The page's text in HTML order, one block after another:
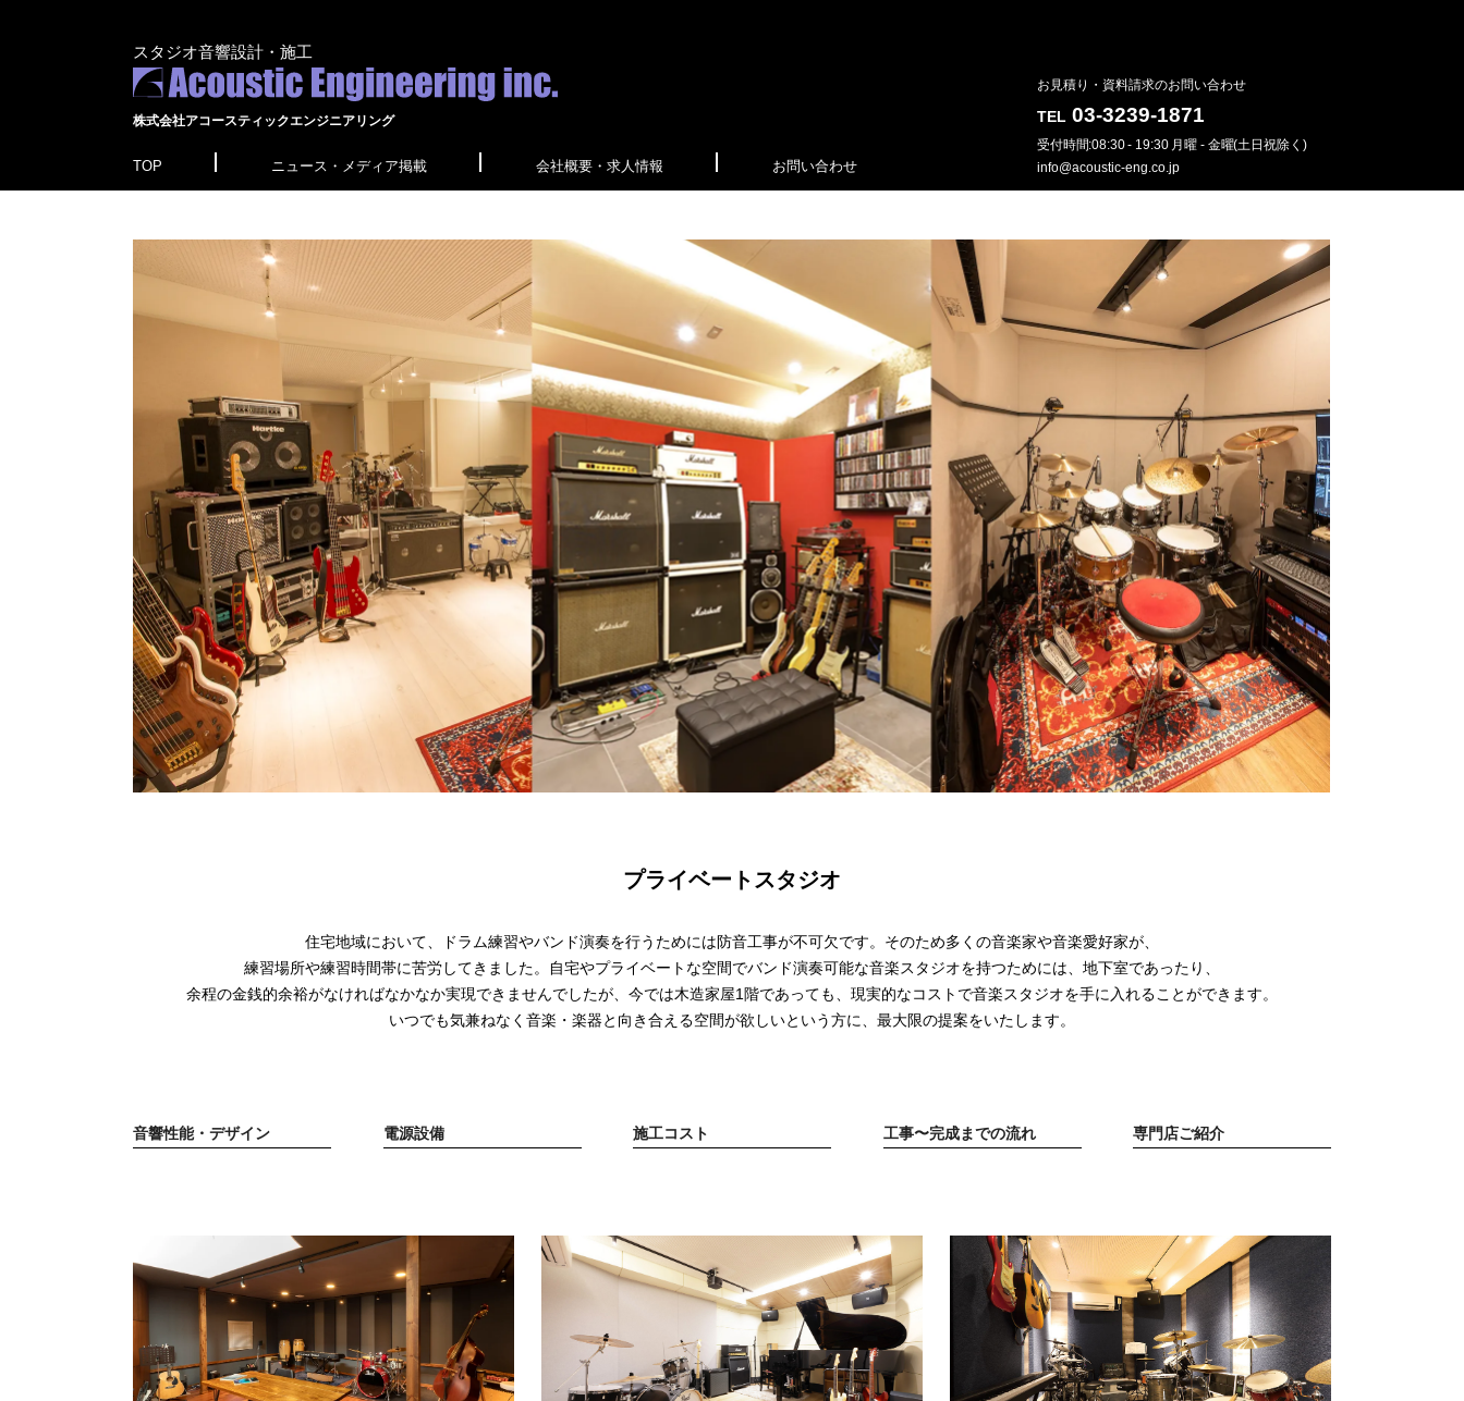
スタジオ音響設計・施工
株式会社アコースティックエンジニアリング
TOP ニュース・メディア掲載 会社概要・求人情報 お問い合わせ
お見積り・資料請求のお問い合わせ
TEL 03-3239-1871
受付時間:08:30 - 19:30 月曜 - 金曜(土日祝除く)
info@acoustic-eng.co.jp
プライベートスタジオ
住宅地域において、ドラム練習やバンド演奏を行うためには防音工事が不可欠です。そのため多くの音楽家や音楽愛好家が、
練習場所や練習時間帯に苦労してきました。自宅やプライベートな空間でバンド演奏可能な音楽スタジオを持つためには、地下室であったり、
余程の金銭的余裕がなければなかなか実現できませんでしたが、今では木造家屋1階であっても、現実的なコストで音楽スタジオを手に入れることができます。
いつでも気兼ねなく音楽・楽器と向き合える空間が欲しいという方に、最大限の提案をいたします。
音響性能・デザイン 電源設備 施工コスト 工事〜完成までの流れ 専門店ご紹介